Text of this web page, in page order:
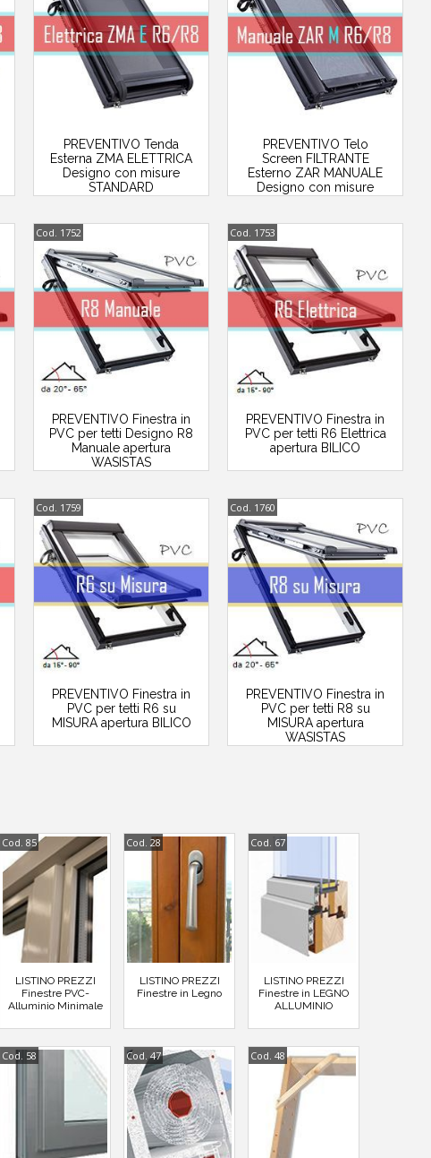
PREVENTIVO Tenda
Esterna ZMA ELETTRICA
Designo con misure
STANDARD
PREVENTIVO Telo
Screen FILTRANTE
Esterno ZAR MANUALE
Designo con misure
Cod. 1752
PREVENTIVO Finestra in
PVC per tetti Designo R8
Manuale apertura
WASISTAS
Cod. 1753
PREVENTIVO Finestra in
PVC per tetti R6 Elettrica
apertura BILICO
Cod. 1759
PREVENTIVO Finestra in
PVC per tetti R6 su
MISURA apertura BILICO
Cod. 1760
PREVENTIVO Finestra in
PVC per tetti R8 su
MISURA apertura
WASISTAS
Cod. 85
LISTINO PREZZI
Finestre PVC-
Alluminio Minimale
Cod. 28
LISTINO PREZZI
Finestre in Legno
Cod. 67
LISTINO PREZZI
Finestre in LEGNO
ALLUMINIO
Cod. 58 Cod. 47 Cod. 48